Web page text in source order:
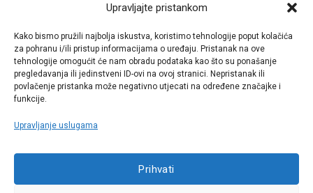
Upravljajte pristankom
Kako bismo pružili najbolja iskustva, koristimo tehnologije poput kolačića
za pohranu i/ili pristup informacijama o uređaju. Pristanak na ove
tehnologije omogućit će nam obradu podataka kao što su ponašanje
pregledavanja ili jedinstveni ID-ovi na ovoj stranici. Nepristanak ili
povlačenje pristanka može negativno utjecati na određene značajke i
funkcije.
Upravljanje uslugama
Prihvati
MCV,metlice ,metlice brisača platneni,
površina,staklo,Suzuki,svijećice,svjećice,svjetla,tekstilni tepisi,
tekućina,tepih, tepisi, vjetrobransko, vjetrobransko staklo,zimska
tekućina,zimske Ostavite komentar
Call centar